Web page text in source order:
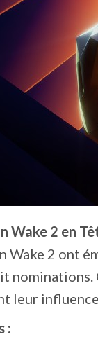
Wake 2 en
Wake 2 ont
leur
: